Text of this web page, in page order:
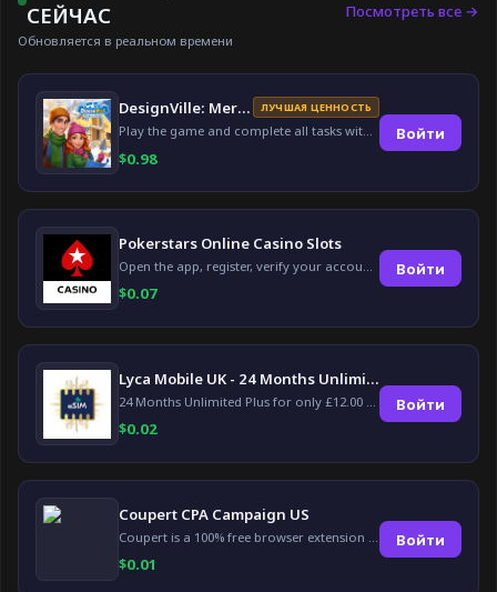
СЕЙЧАС
Обновляется в реальном времени
Посмотреть все →
DesignVille: Merge & Design ЛУЧШАЯ ЦЕННОСТЬ
$0.98
Войти
Pokerstars Online Casino Slots
$0.07
Войти
Lyca Mobile UK - 24 Months Unlimited Plus!
$0.02
Войти
Coupert CPA Campaign US
$0.01
Войти